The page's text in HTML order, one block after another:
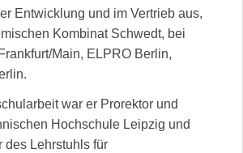
Entwicklung und im Vertrieb aus,
Kombinat Schwedt, bei
Main, ELPRO Berlin,
war er Prorektor und
Hochschule Leipzig und
des Lehrstuhls für